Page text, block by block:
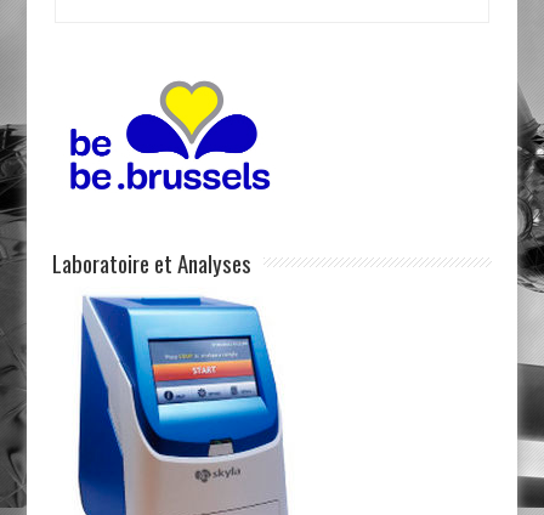
Laboratoire et Analyses